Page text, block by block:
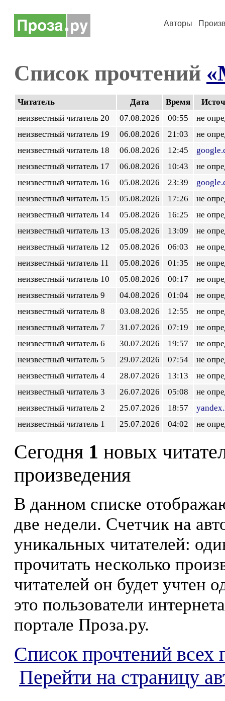
Авторы
Список прочтений
Читатель Дата Время
неизвестный читатель 20
07.08.2026 00:55
не
неизвестный читатель 19
06.08.2026 21:03
не
неизвестный читатель 18
06.08.2026 12:45
неизвестный читатель 17
06.08.2026 10:43
не
неизвестный читатель 16
05.08.2026 23:39
неизвестный читатель 15
05.08.2026 17:26
не
неизвестный читатель 14
05.08.2026 16:25
не
неизвестный читатель 13
05.08.2026 13:09
не
неизвестный читатель 12
05.08.2026 06:03
не
неизвестный читатель 11
05.08.2026 01:35
не
неизвестный читатель 10
05.08.2026 00:17
не
неизвестный читатель 9
04.08.2026 01:04
не
неизвестный читатель 8
03.08.2026 12:55
не
неизвестный читатель 7
31.07.2026 07:19
не
неизвестный читатель 6
30.07.2026 19:57
не
неизвестный читатель 5
29.07.2026 07:54
не
неизвестный читатель 4
28.07.2026 13:13
не
неизвестный читатель 3
26.07.2026 05:08
не
неизвестный читатель 2
25.07.2026 18:57
неизвестный читатель 1
25.07.2026 04:02 не
Сегодня 1 новых
произведения
В данном списке
две недели. Счетчик на
уникальных читателей:
прочитать несколько
читателей он будет учтен
это пользователи
портале Проза.ру.
Список прочтений всех
Перейти на страницу